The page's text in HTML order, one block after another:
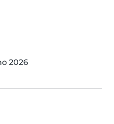
2026